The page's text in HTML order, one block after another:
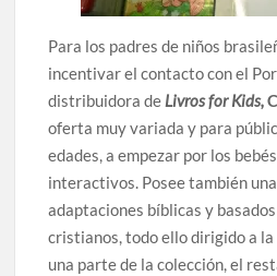
Para los padres de niños
incentivar el contacto con el
distribuidora de Livros for Kids,
oferta muy variada y para
edades, a empezar por los
interactivos. Posee también
adaptaciones bíblicas y
cristianos, todo ello dirigido a
una parte de la colección, el